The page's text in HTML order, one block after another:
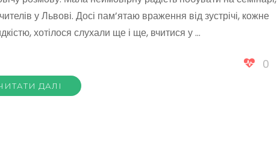
у Львові. Досі пам’ятаю враження від зустрічі, кожне
хотілося слухали ще і ще, вчитися у …
0
ДАЛІ